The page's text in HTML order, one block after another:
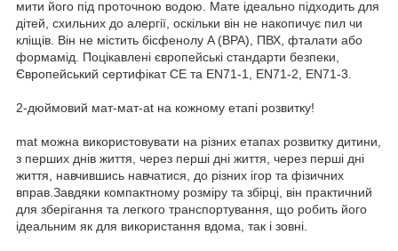
мити його під проточною водою. Мате ідеально підходить для
дітей, схильних до алергії, оскільки він не накопичує пил чи
кліщів. Він не містить бісфенолу A (BPA), ПВХ, фталати або
формамід. Поцікавлені європейські стандарти безпеки,
Європейський сертифікат СЕ та EN71-1, EN71-2, EN71-3.
2-дюймовий мат-мат-at на кожному етапі розвитку!
mat можна використовувати на різних етапах розвитку дитини,
з перших днів життя, через перші дні життя, через перші дні
життя, навчившись навчатися, до різних ігор та фізичних
вправ.Завдяки компактному розміру та збірці, він практичний
для зберігання та легкого транспортування, що робить його
ідеальним як для використання вдома, так і зовні.